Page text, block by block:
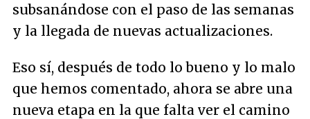
subsanándose con el paso de las semanas
y la llegada de nuevas actualizaciones.
Eso sí, después de todo lo bueno y lo malo
que hemos comentado, ahora se abre una
nueva etapa en la que falta ver el camino